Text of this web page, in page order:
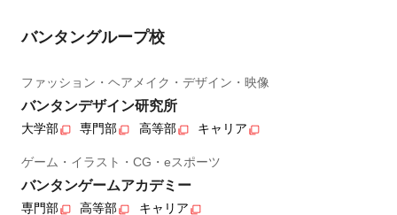
バンタングループ校
ファッション・ヘアメイク・デザイン・映像
バンタンデザイン研究所
大学部 専門部 高等部 キャリア
ゲーム・イラスト・CG・eスポーツ
バンタンゲームアカデミー
専門部 高等部 キャリア